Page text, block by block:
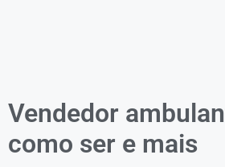
Vendedor
como ser e mais